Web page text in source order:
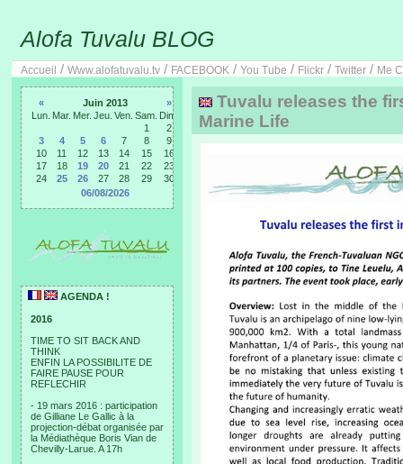
Alofa Tuvalu BLOG
Accueil / Www.alofatuvalu.tv / FACEBOOK / You Tube / Flickr / Twitter / Me
« Juin 2013
»
Lun. Mar. Mer. Jeu. Ven. Sam. Dim.
1
2
3
4 5 6 7 8
9
10
11 12 13 14 15
16
17
18 19 20 21 22
23
24
25 26 27 28 29
30
06/08/2026
AGENDA !
2016
TIME TO SIT BACK AND
THINK
ENFIN LA POSSIBILITE DE
FAIRE PAUSE POUR
REFLECHIR
- 19 mars 2016 : participation
de Gilliane Le Gallic à la
projection-débat organisée par
la Médiathèque Boris Vian de
Chevilly-Larue. A 17h
Tuvalu releases the
Marine Life